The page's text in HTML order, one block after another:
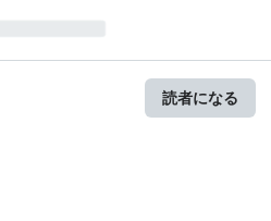
読者になる